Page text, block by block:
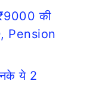
की
Pension
ये 2